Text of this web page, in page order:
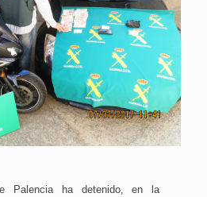
Palencia ha detenido, en la